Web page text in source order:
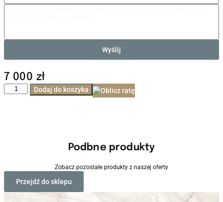
Wyślij
7 000 zł
Dodaj do koszyka
Podbne produkty
Zobacz pozostałe produkty z naszej oferty
Przejdź do sklepu